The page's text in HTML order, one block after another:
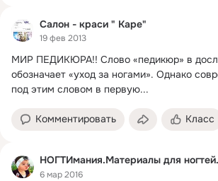
Салон - краси " Каре"
19 фев 2013
МИР ПЕДИКЮРА!! Слово «педи­кюр» в
обо­значает «уход за ногами». Однако
под этим словом в первую...
Комментировать Класс
6 мар 2016